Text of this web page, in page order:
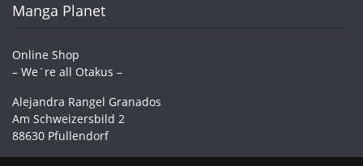
Manga Planet
Online Shop
– We´re all Otakus –
Alejandra Rangel Granados
Am Schweizersbild 2
88630 Pfullendorf